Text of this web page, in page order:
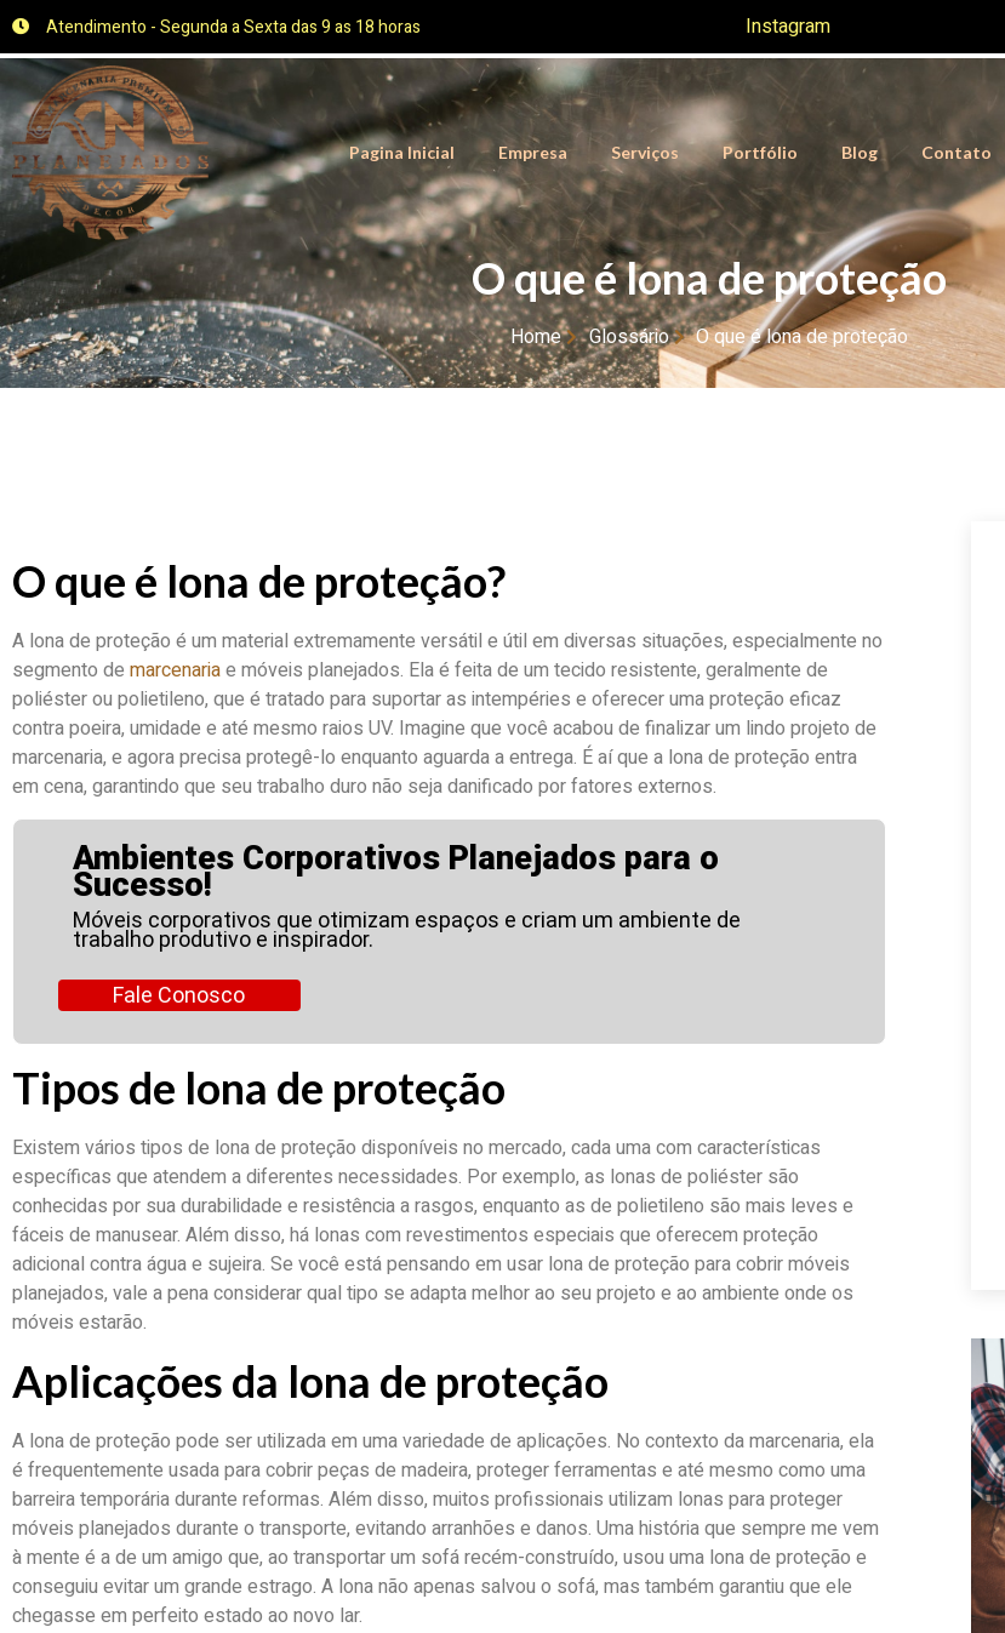
Atendimento - Segunda a Sexta das 9 as 18 horas Instagram
Pagina Inicial Empresa Serviços Portfólio Blog Contato
O que é lona de proteção
Home Glossário O que é lona de proteção
O que é lona de proteção?
A lona de proteção é um material extremamente versátil e útil em diversas situações, especialmente no
segmento de marcenariae móveis planejados. Ela é feita de um tecido resistente, geralmente de
poliéster ou polietileno, que é tratado para suportar as intempéries e oferecer uma proteção eficaz
contra poeira, umidade e até mesmo raios UV. Imagine que você acabou de finalizar um lindo projeto de
marcenaria, e agora precisa protegê-lo enquanto aguarda a entrega. É aí que a lona de proteção entra
em cena, garantindo que seu trabalho duro não seja danificado por fatores externos.
Ambientes Corporativos Planejados para o
Sucesso!
Móveis corporativos que otimizam espaços e criam um ambiente de
trabalho produtivo e inspirador.
Fale Conosco
Tipos de lona de proteção
Existem vários tipos de lona de proteção disponíveis no mercado, cada uma com características
específicas que atendem a diferentes necessidades. Por exemplo, as lonas de poliéster são
conhecidas por sua durabilidade e resistência a rasgos, enquanto as de polietileno são mais leves e
fáceis de manusear. Além disso, há lonas com revestimentos especiais que oferecem proteção
adicional contra água e sujeira. Se você está pensando em usar lona de proteção para cobrir móveis
planejados, vale a pena considerar qual tipo se adapta melhor ao seu projeto e ao ambiente onde os
móveis estarão.
Aplicações da lona de proteção
A lona de proteção pode ser utilizada em uma variedade de aplicações. No contexto da marcenaria, ela
é frequentemente usada para cobrir peças de madeira, proteger ferramentas e até mesmo como uma
barreira temporária durante reformas. Além disso, muitos profissionais utilizam lonas para proteger
móveis planejados durante o transporte, evitando arranhões e danos. Uma história que sempre me vem
à mente é a de um amigo que, ao transportar um sofá recém-construído, usou uma lona de proteção e
conseguiu evitar um grande estrago. A lona não apenas salvou o sofá, mas também garantiu que ele
chegasse em perfeito estado ao novo lar.